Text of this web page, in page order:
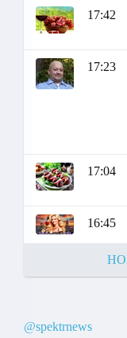
17:42
17:23
17:04
16:45
@spektrnews